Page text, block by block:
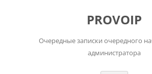
PROVOIP
Очередные записки очередного
администратора